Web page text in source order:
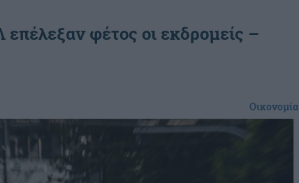
φέτος οι εκδρομείς –
Οικονομία